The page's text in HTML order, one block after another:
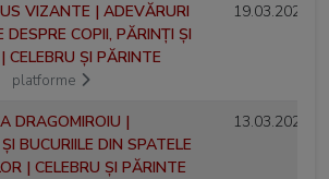
VIZANTE | ADEVĂRURI
DESPRE COPII, PĂRINȚI ȘI
CELEBRU ȘI PĂRINTE
platforme
19.03.2026
DRAGOMIROIU |
BUCURIILE DIN SPATELE
| CELEBRU ȘI PĂRINTE
13.03.2026